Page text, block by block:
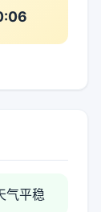
气平稳